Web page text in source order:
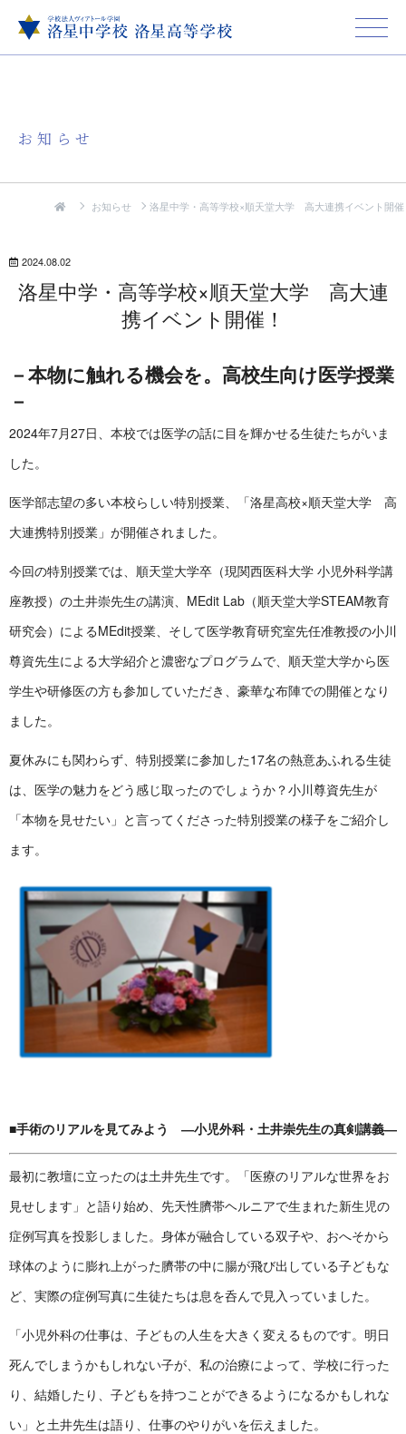
お知らせ
お知らせ 洛星中学・高等学校×順天堂大学 高大連携イベント開
2024.08.02
洛星中学・高等学校×順天堂大学 高大連
携イベント開催！
－本物に触れる機会を。高校生向け医学授業
－
2024年7月27日、本校では医学の話に目を輝かせる生徒たちがいま
した。
医学部志望の多い本校らしい特別授業、「洛星高校×順天堂大学 高
大連携特別授業」が開催されました。
今回の特別授業では、順天堂大学卒（現関西医科大学 小児外科学講
座教授）の土井崇先生の講演、MEdit Lab（順天堂大学STEAM教育
研究会）によるMEdit授業、そして医学教育研究室先任准教授の小川
尊資先生による大学紹介と濃密なプログラムで、順天堂大学から医
学生や研修医の方も参加していただき、豪華な布陣での開催となり
ました。
夏休みにも関わらず、特別授業に参加した17名の熱意あふれる生徒
は、医学の魅力をどう感じ取ったのでしょうか？小川尊資先生が
「本物を見せたい」と言ってくださった特別授業の様子をご紹介し
ます。
■手術のリアルを見てみよう ―小児外科・土井崇先生の真剣講義―
最初に教壇に立ったのは土井先生です。「医療のリアルな世界をお
見せします」と語り始め、先天性臍帯ヘルニアで生まれた新生児の
症例写真を投影しました。身体が融合している双子や、おへそから
球体のように膨れ上がった臍帯の中に腸が飛び出している子どもな
ど、実際の症例写真に生徒たちは息を呑んで見入っていました。
「小児外科の仕事は、子どもの人生を大きく変えるものです。明日
死んでしまうかもしれない子が、私の治療によって、学校に行った
り、結婚したり、子どもを持つことができるようになるかもしれな
い」と土井先生は語り、仕事のやりがいを伝えました。